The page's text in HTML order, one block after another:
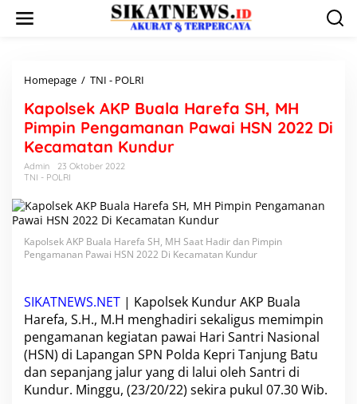
Homepage / TNI - POLRI
p
o
l
s
K
P
B
u
H
a
r
e
f
a
S
Kapolsek AKP Buala Harefa SH, MH
Pimpin Pengamanan Pawai HSN 2022 Di
Kecamatan Kundur
Admin
23 Oktober 2022
TNI - POLRI
Kapolsek AKP Buala Harefa SH, MH Saat Hadir dan Pimpin
Pengamanan Pawai HSN 2022 Di Kecamatan Kundur
SIKATNEWS.NET | Kapolsek KundurAKP Buala
Harefa, S.H., M.H menghadiri sekaligus memimpin
pengamanan kegiatan pawai Hari Santri Nasional
(HSN) di Lapangan SPN Polda Kepri Tanjung Batu
dan sepanjang jalur yang di lalui oleh Santri di
Kundur. Minggu, (23/20/22) sekira pukul 07.30 Wib.